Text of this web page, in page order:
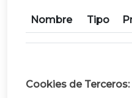
Nombre Tipo
Cookies de Terceros: